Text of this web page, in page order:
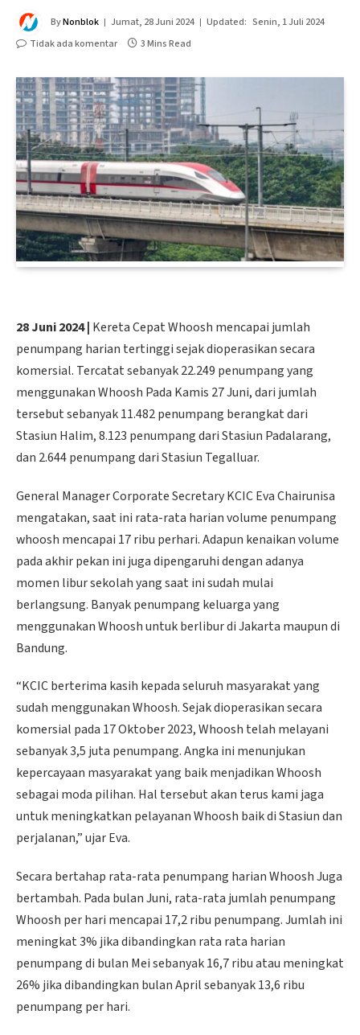
ByNonblok Jumat, 28 Juni 2024 Updated: Senin, 1 Juli 2024
Tidak ada komentar
3 Mins Read
28 Juni 2024 | Kereta Cepat Whoosh mencapai jumlah
penumpang harian tertinggi sejak dioperasikan secara
komersial. Tercatat sebanyak 22.249 penumpang yang
menggunakan Whoosh Pada Kamis 27 Juni, dari jumlah
tersebut sebanyak 11.482 penumpang berangkat dari
Stasiun Halim, 8.123 penumpang dari Stasiun Padalarang,
dan 2.644 penumpang dari Stasiun Tegalluar.
General Manager Corporate Secretary KCIC Eva Chairunisa
mengatakan, saat ini rata-rata harian volume penumpang
whoosh mencapai 17 ribu perhari. Adapun kenaikan volume
pada akhir pekan ini juga dipengaruhi dengan adanya
momen libur sekolah yang saat ini sudah mulai
berlangsung. Banyak penumpang keluarga yang
menggunakan Whoosh untuk berlibur di Jakarta maupun di
Bandung.
“KCIC berterima kasih kepada seluruh masyarakat yang
sudah menggunakan Whoosh. Sejak dioperasikan secara
komersial pada 17 Oktober 2023, Whoosh telah melayani
sebanyak 3,5 juta penumpang. Angka ini menunjukan
kepercayaan masyarakat yang baik menjadikan Whoosh
sebagai moda pilihan. Hal tersebut akan terus kami jaga
untuk meningkatkan pelayanan Whoosh baik di Stasiun dan
perjalanan,” ujar Eva.
Secara bertahap rata-rata penumpang harian Whoosh Juga
bertambah. Pada bulan Juni, rata-rata jumlah penumpang
Whoosh per hari mencapai 17,2 ribu penumpang. Jumlah ini
meningkat 3% jika dibandingkan rata rata harian
penumpang di bulan Mei sebanyak 16,7 ribu atau meningkat
26% jika dibandingkan bulan April sebanyak 13,6 ribu
penumpang per hari.